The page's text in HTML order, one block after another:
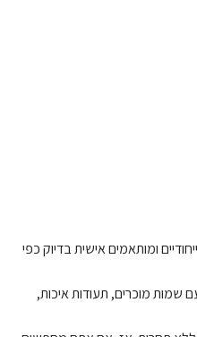
ומותאמים אישית בדיוק כפי
שמות מוכרים, תעודות איכות,